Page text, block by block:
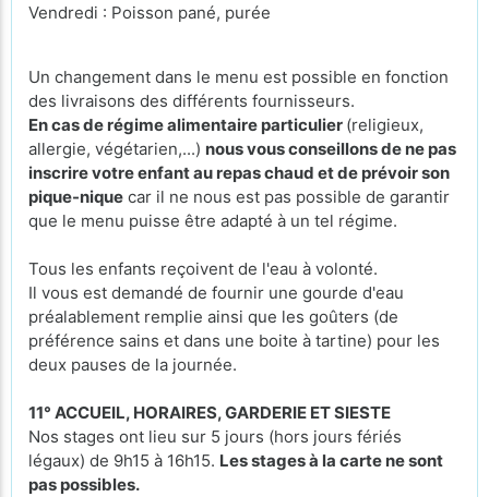
Vendredi : Poisson pané, purée
Un changement dans le menu est possible en fonction
des livraisons des différents fournisseurs.
En cas de régime alimentaire particulier (religieux,
allergie, végétarien,...) nous vous conseillons de ne pas
inscrire votre enfant au repas chaud et de prévoir son
pique-nique car il ne nous est pas possible de garantir
que le menu puisse être adapté à un tel régime.
Tous les enfants reçoivent de l'eau à volonté.
Il vous est demandé de fournir une gourde d'eau
préalablement remplie ainsi que les goûters (de
préférence sains et dans une boite à tartine) pour les
deux pauses de la journée.
11° ACCUEIL, HORAIRES, GARDERIE ET SIESTE
Nos stages ont lieu sur 5 jours (hors jours fériés
légaux) de 9h15 à 16h15. Les stages à la carte ne sont
pas possibles.